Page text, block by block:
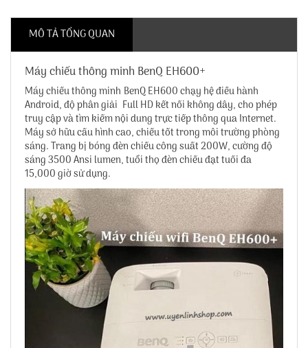
MÔ TẢ TỔNG QUAN
Máy chiếu thông minh BenQ EH600+
Máy chiếu thông minh BenQ EH600 chạy hệ điều hành
Android, độ phân giải Full HD kết nối không dây, cho phép
truy cập và tìm kiếm nội dung trực tiếp thông qua Internet.
Máy sở hữu cấu hình cao, chiếu tốt trong môi trường phòng
sáng. Trang bị bóng đèn chiếu công suất 200W, cường độ
sáng 3500 Ansi lumen, tuổi thọ đèn chiếu đạt tuối đa
15,000 giờ sử dụng.